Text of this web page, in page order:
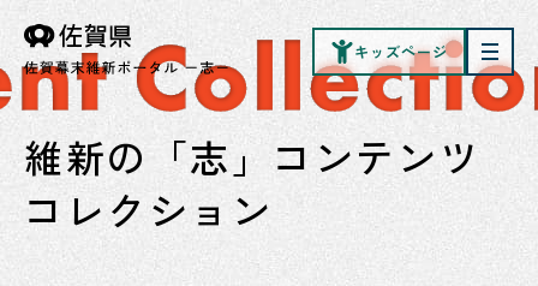
キッズページ
維新の「志」コンテンツ
コレクション